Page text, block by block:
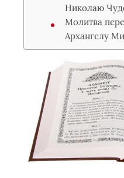
Николаю
Молитва
Архангелу